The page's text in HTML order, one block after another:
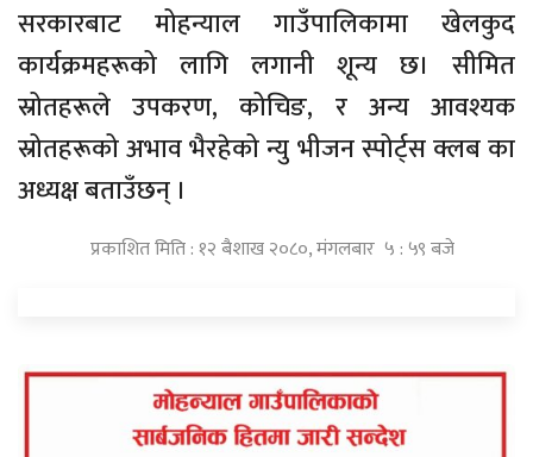
सरकारबाट मोहन्याल गाउँपालिकामा खेलकुद
कार्यक्रमहरूको लागि लगानी शून्य छ। सीमित
स्रोतहरूले उपकरण, कोचिङ, र अन्य आवश्यक
स्रोतहरूको अभाव भैरहेको न्यु भीजन स्पोर्ट्स क्लब का
अध्यक्ष बताउँछन् ।
प्रकाशित मिति : १२ बैशाख २०८०, मंगलबार ५ : ५९ बजे